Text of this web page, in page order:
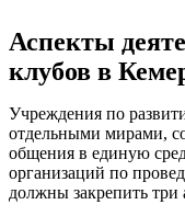
Аспекты
клубов в
Учреждения по
отдельными мирами,
общения в единую
организаций по
должны закрепить три